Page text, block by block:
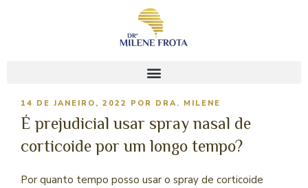
14 DE JANEIRO, 2022 POR DRA. MILENE
É prejudicial usar spray nasal de
corticoide por um longo tempo?
Por quanto tempo posso usar o spray de corticoide